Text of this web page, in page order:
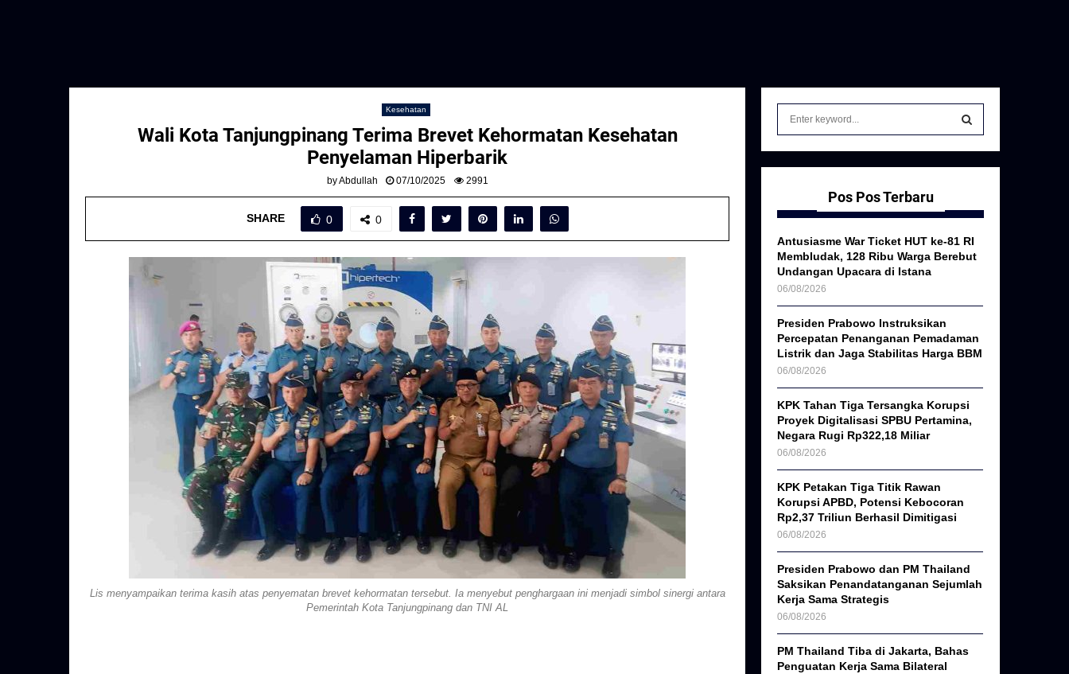
Kesehatan
Wali Kota Tanjungpinang Terima Brevet Kehormatan Kesehatan
Penyelaman Hiperbarik
byAbdullah 07/10/2025 2991
SHARE 0 0
Lis menyampaikan terima kasih atas penyematan brevet kehormatan tersebut. Ia menyebut penghargaan ini menjadi simbol sinergi antara
Pemerintah Kota Tanjungpinang dan TNI AL
f
r
:
S
A
R
H
Pos Pos Terbaru
Antusiasme War Ticket HUT ke-81 RI
Membludak, 128 Ribu Warga Berebut
Undangan Upacara di Istana
06/08/2026
Presiden Prabowo Instruksikan
Percepatan Penanganan Pemadaman
Listrik dan Jaga Stabilitas Harga BBM
06/08/2026
KPK Tahan Tiga Tersangka Korupsi
Proyek Digitalisasi SPBU Pertamina,
Negara Rugi Rp322,18 Miliar
06/08/2026
KPK Petakan Tiga Titik Rawan
Korupsi APBD, Potensi Kebocoran
Rp2,37 Triliun Berhasil Dimitigasi
06/08/2026
Presiden Prabowo dan PM Thailand
Saksikan Penandatanganan Sejumlah
Kerja Sama Strategis
06/08/2026
PM Thailand Tiba di Jakarta, Bahas
Penguatan Kerja Sama Bilateral